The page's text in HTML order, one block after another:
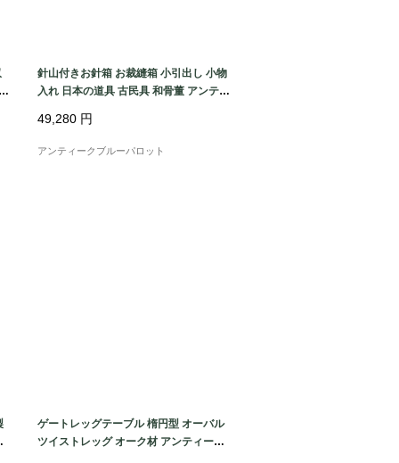
針山付きお針箱 お裁縫箱 小引出し 小物
入れ 日本の道具 古民具 和骨董 アンティ
49,280 円
アンティークブルーパロット
ゲートレッグテーブル 楕円型 オーバル
ツイストレッグ オーク材 アンティーク